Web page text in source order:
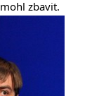
zbavit.